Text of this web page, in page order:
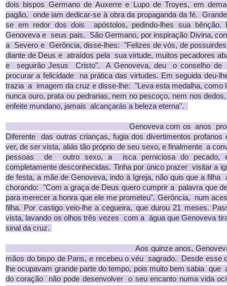
dois bispos Germano de Auxerre e Lupo de Troyes, em
pagão, onde iam dedicar-se à obra da propaganda da fé.
se em redor dos dois apóstolos, pedindo-lhes sua bênção.
Genoveva e seus pais. São Germano, por inspiração Divina,
a Severo e Gerôncia, disse-lhes: "Felizes de vós, de
diante de Deus e atraídos pela sua virtude, muitos pecadores
e seguirão Jesus Cristo". A Genoveva, deu o conselho de
procurar a felicidade na prática das virtudes. Em seguida deu-
trazia a imagem da cruz e disse-lhe: "Leva esta medalha, como
nunca ouro, prata ou pedrarias, nem no pescoço, nem nos
enfeite mundano, jamais alcançarás a beleza eterna".
Genoveva com os anos progrediu em
Diferente das outras crianças, fugia dos divertimentos
ver, de ser vista, aliás tão próprio de seu sexo, e finalmente a
pessoas de outro sexo, a isca perniciosa do pecado,
completamente desconhecidas. Tinha por único prazer visitar a
de festa, a mãe de Genoveva, indo à Igreja, não quis que a
chorando: "Com a graça de Deus quero cumprir a palavra que
para merecer a honra que ele me prometeu". Gerôncia, num
filha. Por castigo veio-lhe a cegueira, que durou 21 meses.
vista, lavando os olhos três vezes com a água que Genoveva
sinal da cruz.
Aos quinze anos, Genoveva fez o
mãos do bispo de Paris, e recebeu o véu sagrado. Desde esse
lhe ocupavam grande parte do tempo, pois muito bem sabia
do coração não pode desenvolver o seu encanto numa vida